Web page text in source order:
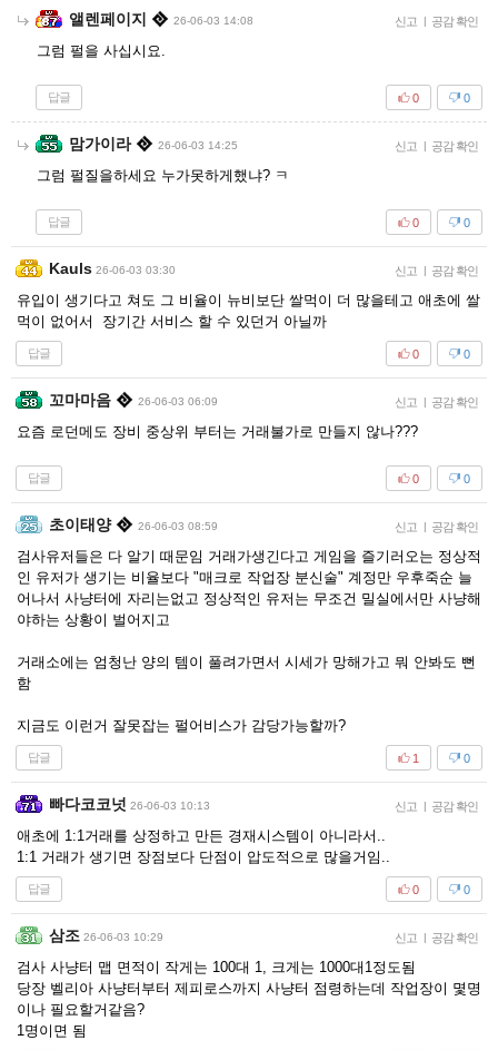
앨렌페이지 26-06-03 14:08 신고 | 공감 확인
그럼 펄을 사십시요.
답글 0
0
맘가이라 26-06-03 14:25 신고 | 공감 확인
그럼 펄질을하세요 누가못하게했냐? ㅋ
답글 0
0
Kauls 26-06-03 03:30 신고 | 공감 확인
유입이 생기다고 쳐도 그 비율이 뉴비보단 쌀먹이 더 많을테고 애초에 쌀
먹이 없어서 장기간 서비스 할 수 있던거 아닐까
답글 0
0
꼬마마음 26-06-03 06:09 신고 | 공감 확인
요즘 로던메도 장비 중상위 부터는 거래불가로 만들지 않나???
답글 0
0
초이태양 26-06-03 08:59 신고 | 공감 확인
검사유저들은 다 알기 때문임 거래가생긴다고 게임을 즐기러오는 정상적
인 유저가 생기는 비율보다 "매크로 작업장 분신술" 계정만 우후죽순 늘
어나서 사냥터에 자리는없고 정상적인 유저는 무조건 밀실에서만 사냥해
야하는 상황이 벌어지고
거래소에는 엄청난 양의 템이 풀려가면서 시세가 망해가고 뭐 안봐도 뻔
함
지금도 이런거 잘못잡는 펄어비스가 감당가능할까?
답글 0
1
빠다코코넛 26-06-03 10:13 신고 | 공감 확인
애초에 1:1거래를 상정하고 만든 경재시스템이 아니라서..
1:1 거래가 생기면 장점보다 단점이 압도적으로 많을거임..
답글 0
0
삼조 26-06-03 10:29 신고 | 공감 확인
검사 사냥터 맵 면적이 작게는 100대 1, 크게는 1000대1정도됨
당장 벨리아 사냥터부터 제피로스까지 사냥터 점령하는데 작업장이 몇명
이나 필요할거같음?
1명이면 됨